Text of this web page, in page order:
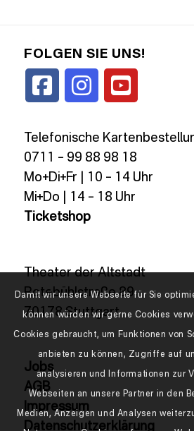
FOLGEN SIE UNS!
Telefonische
0711 – 99 88 98 18
Mo+Di+Fr | 10 – 14 Uhr
Mi+Do | 14 – 18 Uhr
Ticketshop
Theater der Altstadt
Rotebühlstraße 89
70178 Stuttgart
Jobs
AGB
Impressum
Datenschutzerklärung
Damit wir unsere Webseite für Sie
können würden wir gerne Cookies
Cookies gebraucht, um Funktionen von
anbieten zu können, Zugriffe auf
analysieren und Informationen zur
Webseiten an unsere Partner in den
Medien, Anzeigen und Analysen